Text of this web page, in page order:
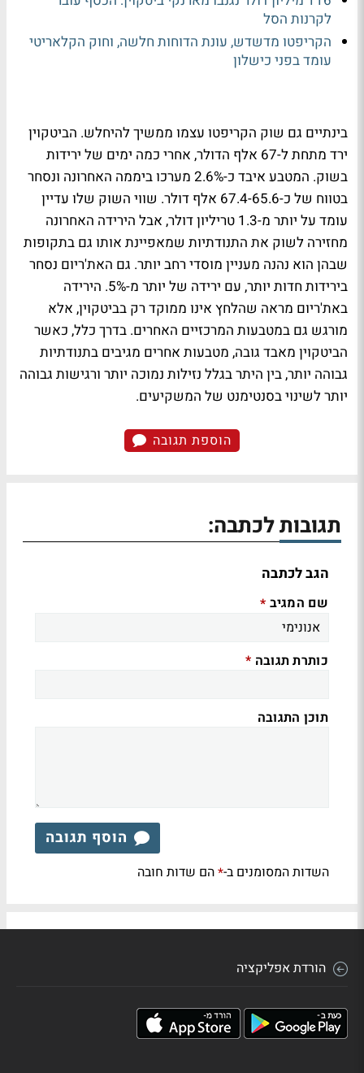
לקרנות הסל
הקריפטו מדשדש, עונת הדוחות חלשה, וחוק הקלאריטי
עומד בפני כישלון
בינתיים גם שוק הקריפטו עצמו ממשיך להיחלש. הביטקוין
ירד מתחת ל-67 אלף הדולר, אחרי כמה ימים של ירידות
בשוק. המטבע איבד כ-2.6% מערכו ביממה האחרונה ונסחר
בטווח של כ-67.4-65.6 אלף דולר. שווי השוק שלו עדיין
עומד על יותר מ-1.3 טריליון דולר, אבל הירידה האחרונה
מחזירה לשוק את התנודתיות שמאפיינת אותו גם בתקופות
שבהן הוא נהנה מעניין מוסדי רחב יותר. גם האת'ריום נסחר
בירידות חדות יותר, עם ירידה של יותר מ-5%. הירידה
באת'ריום מראה שהלחץ אינו ממוקד רק בביטקוין, אלא
מורגש גם במטבעות המרכזיים האחרים. בדרך כלל, כאשר
הביטקוין מאבד גובה, מטבעות אחרים מגיבים בתנודתיות
גבוהה יותר, בין היתר בגלל נזילות נמוכה יותר ורגישות גבוהה
יותר לשינוי בסנטימנט של המשקיעים.
הוספת תגובה
תגובות לכתבה:
הגב לכתבה
שם המגיב *
כותרת תגובה *
תוכן התגובה
הוסף תגובה
השדות המסומנים ב-*הם שדות חובה
הורדת אפליקציה